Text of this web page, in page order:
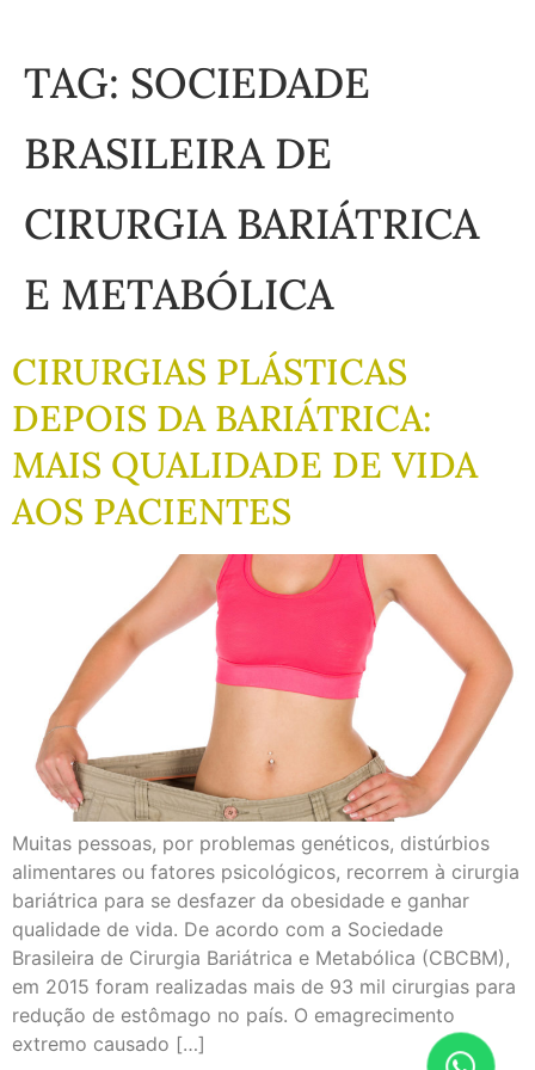
TAG: SOCIEDADE
BRASILEIRA DE
CIRURGIA BARIÁTRICA
E METABÓLICA
CIRURGIAS PLÁSTICAS
DEPOIS DA BARIÁTRICA:
MAIS QUALIDADE DE VIDA
AOS PACIENTES
Muitas pessoas, por problemas genéticos, distúrbios
alimentares ou fatores psicológicos, recorrem à cirurgia
bariátrica para se desfazer da obesidade e ganhar
qualidade de vida. De acordo com a Sociedade
Brasileira de Cirurgia Bariátrica e Metabólica (CBCBM),
em 2015 foram realizadas mais de 93 mil cirurgias para
redução de estômago no país. O emagrecimento
extremo causado […]